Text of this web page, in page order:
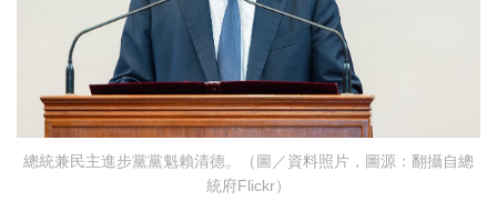
總統兼民主進步黨黨魁賴清德。（圖／資料照片，圖源：翻攝自總
統府Flickr）